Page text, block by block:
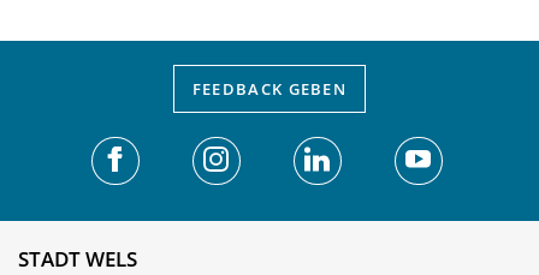
FEEDBACK GEBEN
STADT WELS